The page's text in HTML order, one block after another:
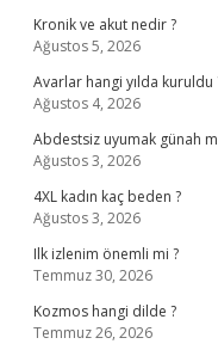
Kronik ve akut nedir ?
Ağustos 5, 2026
Avarlar hangi yılda kuruldu
Ağustos 4, 2026
Abdestsiz uyumak günah
Ağustos 3, 2026
4XL kadın kaç beden ?
Ağustos 3, 2026
Ilk izlenim önemli mi ?
Temmuz 30, 2026
Kozmos hangi dilde ?
Temmuz 26, 2026